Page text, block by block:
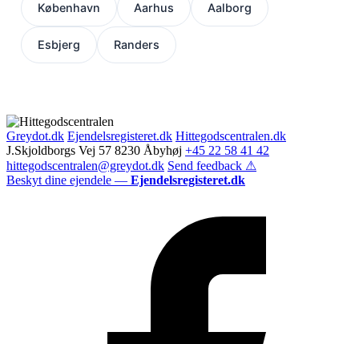
København Aarhus Aalborg
Esbjerg Randers
Greydot.dk Ejendelsregisteret.dk Hittegodscentralen.dk
J.Skjoldborgs Vej 57 8230 Åbyhøj +45 22 58 41 42
hittegodscentralen@greydot.dk Send feedback ⚠
Beskyt dine ejendele — Ejendelsregisteret.dk